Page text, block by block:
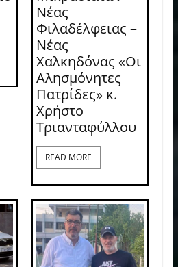
Νέας
Φιλαδέλφειας –
Νέας
Χαλκηδόνας «Οι
Αλησμόνητες
Πατρίδες» κ.
Χρήστο
Τριανταφύλλου
READ MORE